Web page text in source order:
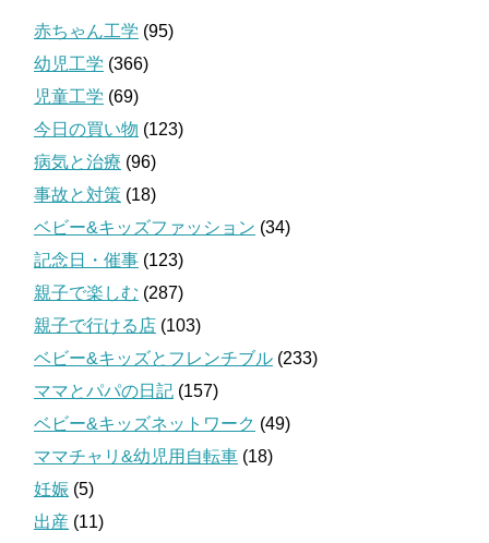
赤ちゃん工学 (95)
幼児工学 (366)
児童工学 (69)
今日の買い物 (123)
病気と治療 (96)
事故と対策 (18)
ベビー&キッズファッション (34)
記念日・催事 (123)
親子で楽しむ (287)
親子で行ける店 (103)
ベビー&キッズとフレンチブル (233)
ママとパパの日記 (157)
ベビー&キッズネットワーク (49)
ママチャリ&幼児用自転車 (18)
妊娠 (5)
出産 (11)